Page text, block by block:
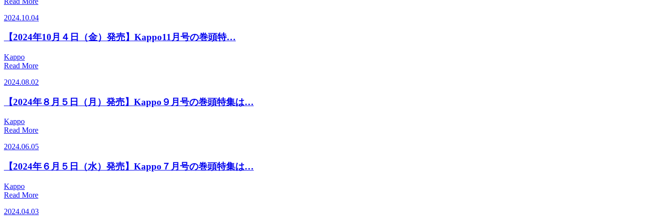
2024.10.04
【2024年10月４日（金）発売】Kappo11月号の巻頭特…
Kappo
Read More
2024.08.02
【2024年８月５日（月）発売】Kappo９月号の巻頭特集は…
Kappo
Read More
2024.06.05
【2024年６月５日（水）発売】Kappo７月号の巻頭特集は…
Kappo
Read More
2024.04.03